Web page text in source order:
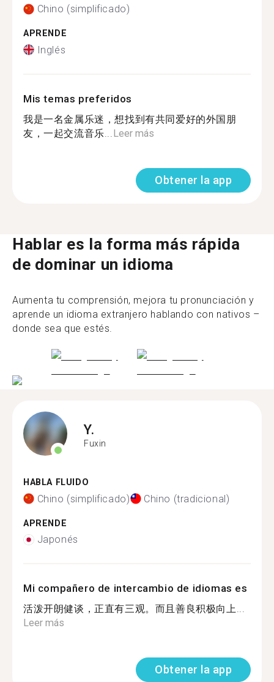
Chino (simplificado)
APRENDE
Inglés
Mis temas preferidos
我是一名金属乐迷，想找到有共同爱好的外国朋
友，一起交流音乐... Leer más
Obtener la app
Hablar es la forma más rápida
de dominar un idioma
Aumenta tu comprensión, mejora tu pronunciación y
aprende un idioma extranjero hablando con nativos –
donde sea que estés.
Y.
Fuxin
HABLA FLUIDO
Chino (simplificado) Chino (tradicional)
APRENDE
Japonés
Mi compañero de intercambio de idiomas es
活泼开朗健谈，正直有三观。而且善良积极向上...
Leer más
Obtener la app